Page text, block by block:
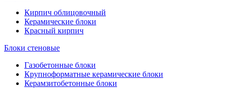
Кирпич облицовочный
Керамические блоки
Красный кирпич
Блоки стеновые
Газобетонные блоки
Крупноформатные керамические блоки
Керамзитобетонные блоки